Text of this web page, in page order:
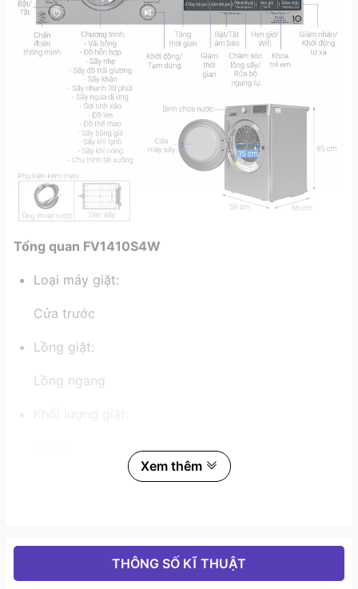
Tổng quan FV1410S4W
Loại máy giặt:
Cửa trước
Lồng giặt:
Lồng ngang
Số người sử dụng:
Kiểu động cơ:
Truyền động trực tiếp - sử dụng trí tuệ nhân tạo
Xem thêm
THÔNG SỐ KĨ THUẬT